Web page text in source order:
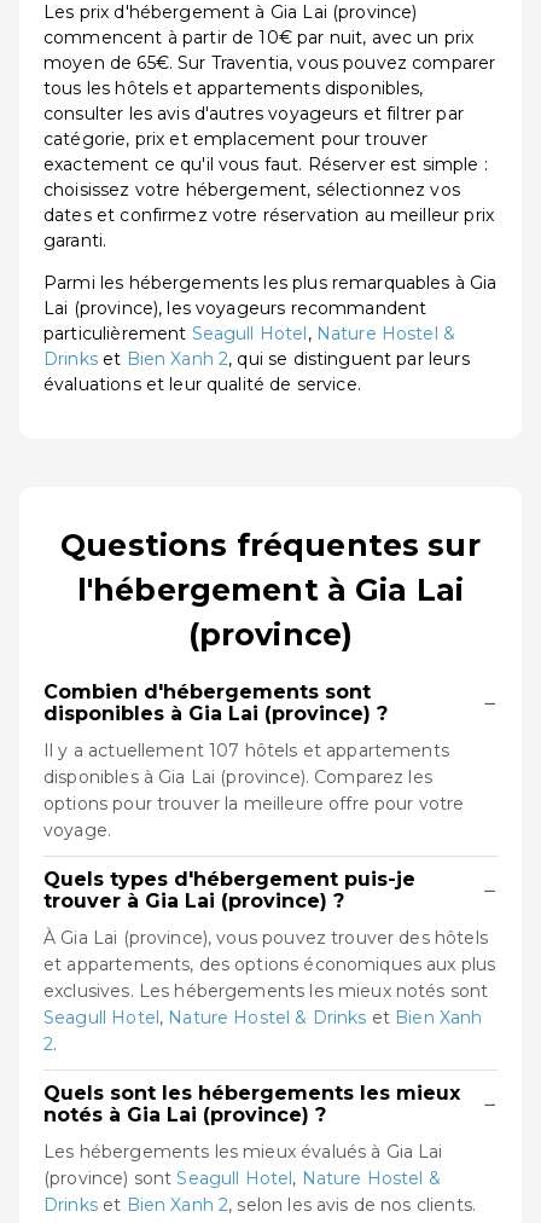
Les prix d'hébergement à Gia Lai (province)
commencent à partir de 10€ par nuit, avec un prix
moyen de 65€. Sur Traventia, vous pouvez comparer
tous les hôtels et appartements disponibles,
consulter les avis d'autres voyageurs et filtrer par
catégorie, prix et emplacement pour trouver
exactement ce qu'il vous faut. Réserver est simple :
choisissez votre hébergement, sélectionnez vos
dates et confirmez votre réservation au meilleur prix
garanti.
Parmi les hébergements les plus remarquables à Gia
Lai (province), les voyageurs recommandent
particulièrement Seagull Hotel, Nature Hostel &
Drinkset Bien Xanh 2, qui se distinguent par leurs
évaluations et leur qualité de service.
Questions fréquentes sur
l'hébergement à Gia Lai
(province)
Combien d'hébergements sont
disponibles à Gia Lai (province) ?
−
Il y a actuellement 107 hôtels et appartements
disponibles à Gia Lai (province). Comparez les
options pour trouver la meilleure offre pour votre
voyage.
Quels types d'hébergement puis-je
trouver à Gia Lai (province) ?
−
À Gia Lai (province), vous pouvez trouver des hôtels
et appartements, des options économiques aux plus
exclusives. Les hébergements les mieux notés sont
Seagull Hotel, Nature Hostel & Drinks et Bien Xanh
2.
Quels sont les hébergements les mieux
notés à Gia Lai (province) ?
−
Les hébergements les mieux évalués à Gia Lai
(province) sontSeagull Hotel, Nature Hostel &
Drinkset Bien Xanh 2, selon les avis de nos clients.